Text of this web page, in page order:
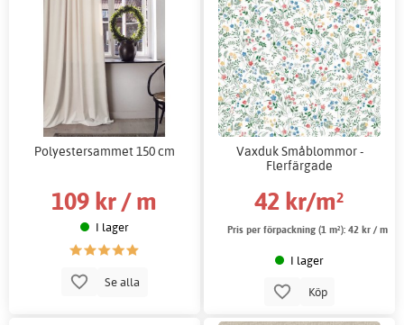
Polyestersammet 150 cm
109 kr / m
I lager
Se alla
Vaxduk Småblommor -
Flerfärgade
42 kr/m²
Pris per förpackning (1 m²): 42 kr / m
I lager
Köp